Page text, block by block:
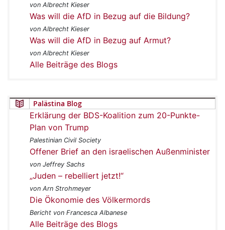
von Albrecht Kieser
Was will die AfD in Bezug auf die Bildung?
von Albrecht Kieser
Was will die AfD in Bezug auf Armut?
von Albrecht Kieser
Alle Beiträge des Blogs
Palästina Blog
Erklärung der BDS-Koalition zum 20-Punkte-
Plan von Trump
Palestinian Civil Society
Offener Brief an den israelischen Außenminister
von Jeffrey Sachs
„Juden – rebelliert jetzt!“
von Arn Strohmeyer
Die Ökonomie des Völkermords
Bericht von Francesca Albanese
Alle Beiträge des Blogs